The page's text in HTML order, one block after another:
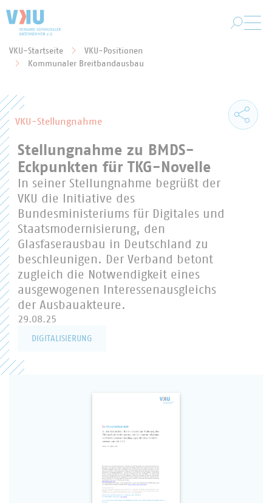
Sie befinden sich hier:
VKU-Startseite
VKU-Positionen
Kommunaler Breitbandausbau
VKU-Stellungnahme
Stellungnahme zu BMDS-
Eckpunkten für TKG-Novelle
In seiner Stellungnahme begrüßt der
VKU die Initiative des
Bundesministeriums für Digitales und
Staatsmodernisierung, den
Glasfaserausbau in Deutschland zu
beschleunigen. Der Verband betont
zugleich die Notwendigkeit eines
ausgewogenen Interessenausgleichs
der Ausbauakteure.
29.08.25
DIGITALISIERUNG